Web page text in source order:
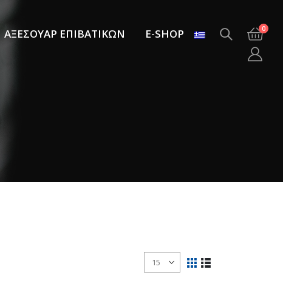
ΑΞΕΣΟΥΑΡ ΕΠΙΒΑΤΙΚΩΝ E-SHOP 0